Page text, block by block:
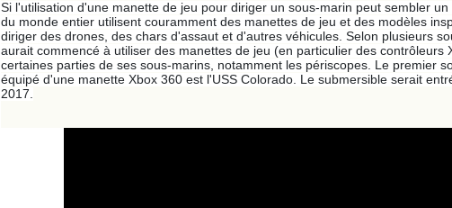
Si l'utilisation d'une manette de jeu pour diriger un sous-marin peut sembler
du monde entier utilisent couramment des manettes de jeu et des modèles
diriger des drones, des chars d'assaut et d'autres véhicules. Selon plusieurs
aurait commencé à utiliser des manettes de jeu (en particulier des contrôleurs
certaines parties de ses sous-marins, notamment les périscopes. Le premier
équipé d'une manette Xbox 360 est l'USS Colorado. Le submersible serait
2017.